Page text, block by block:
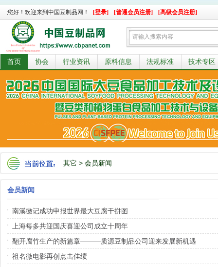
您好！欢迎来到中国豆制品网！ [登录] [普通会员注册] [高级会员注册]
首页 协会 行业资讯 原料信息 法规标准 技术专区
其它 > 会员新闻
会员新闻
南溪徽记成功申报世界最大豆腐干拼图
上海每多共迎国庆喜迎公司成立十周年
翻开腐竹生产的新篇章———质源豆制品公司迎来发展新机遇
祖名微电影再创点击佳绩